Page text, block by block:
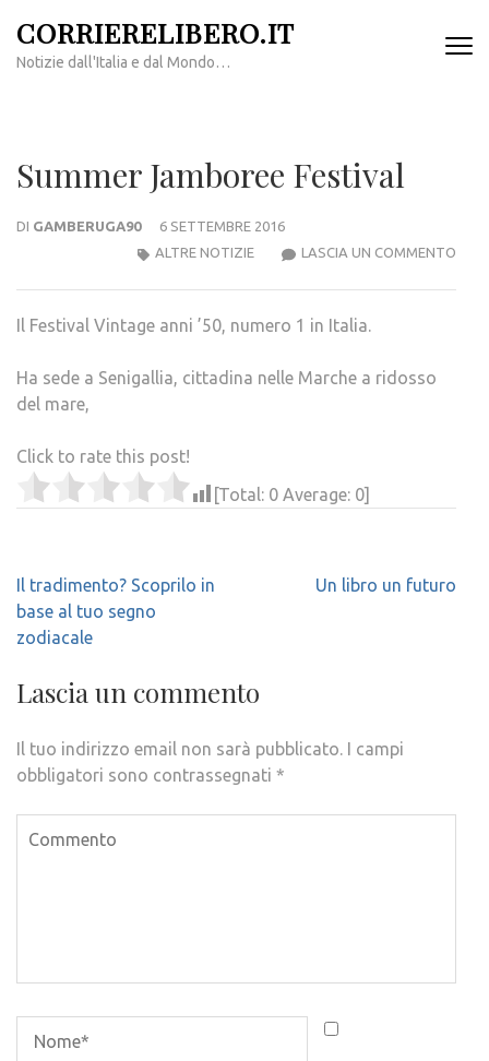
contenuto
CORRIERELIBERO.IT
Notizie dall'Italia e dal Mondo…
Summer Jamboree Festival
DI GAMBERUGA90
6 SETTEMBRE 2016
LASCIA UN COMMENTO
ALTRE NOTIZIE
Il Festival Vintage anni ’50, numero 1 in Italia.
Ha sede a Senigallia, cittadina nelle Marche a ridosso
del mare,
Click to rate this post!
[Total: 0 Average: 0]
Navigazione
articoli
Il tradimento? Scoprilo in
base al tuo segno
zodiacale
Un libro un futuro
Lascia un commento
Il tuo indirizzo email non sarà pubblicato. I campi
obbligatori sono contrassegnati *